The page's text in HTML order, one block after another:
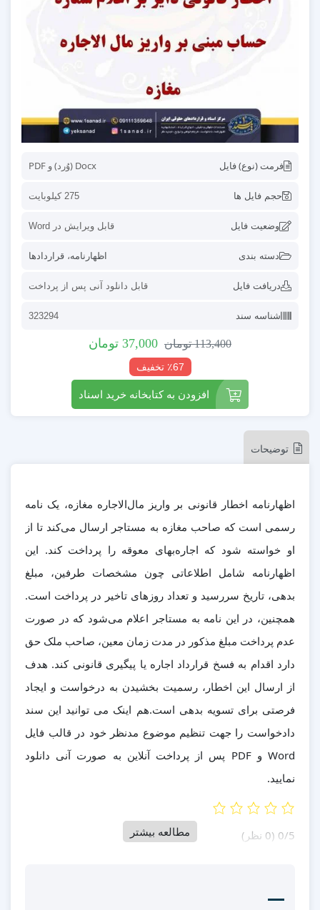
فرمت (نوع) فایل Docx (وُرد) و PDF
حجم فایل ها 275 کیلوبایت
وضعیت فایل قابل ویرایش در Word
دسته بندی اظهارنامه، قراردادها
دریافت فایل قابل دانلود آنی پس از پرداخت
شناسه سند 323294
113,400 تومان 37,000 تومان
٪67 تخفیف
افزودن به کتابخانه خرید اسناد
توضیحات
اظهارنامه اخطار قانونی بر واریز مال‌الاجاره مغازه، یک نامه
رسمی است که صاحب مغازه به مستاجر ارسال می‌کند تا از
او خواسته شود که اجاره‌بهای معوقه را پرداخت کند. این
اظهارنامه شامل اطلاعاتی چون مشخصات طرفین، مبلغ
بدهی، تاریخ سررسید و تعداد روزهای تاخیر در پرداخت است.
همچنین، در این نامه به مستاجر اعلام می‌شود که در صورت
عدم پرداخت مبلغ مذکور در مدت زمان معین، صاحب ملک حق
دارد اقدام به فسخ قرارداد اجاره یا پیگیری قانونی کند. هدف
از ارسال این اخطار، رسمیت بخشیدن به درخواست و ایجاد
فرصتی برای تسویه بدهی است.هم اینک می توانید این سند
دادخواست را جهت تنظیم موضوع مدنظر خود در قالب فایل
Word و PDF پس از پرداخت آنلاین به صورت آنی دانلود
نمایید.
‫0/5 ‫(0 نظر) مطالعه بیشتر